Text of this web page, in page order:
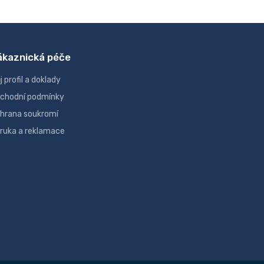
péče
profil a doklady
podmínky
soukromí
a reklamace